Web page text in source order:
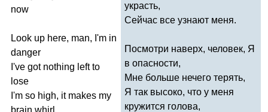
now
Look up here, man, I'm in
danger
I've got nothing left to
lose
I'm so high, it makes my
brain whirl
украсть,
Сейчас все узнают меня.
Посмотри наверх, человек, Я
в опасности,
Мне больше нечего терять,
Я так высоко, что у меня
кружится голова,